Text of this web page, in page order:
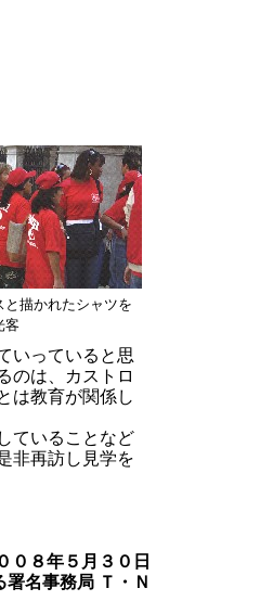
と描かれたシャツを
客
いっていると思
のは、カストロ
は教育が関係し
ていることなど
非再訪し見学を
０８年５月３０日
名事務局 Ｔ・Ｎ